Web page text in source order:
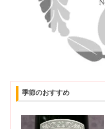
季節のおすすめ